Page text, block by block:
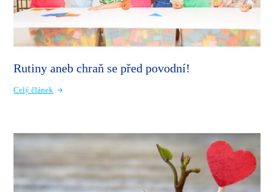
Rutiny aneb chraň se před povodní!
Celý článek